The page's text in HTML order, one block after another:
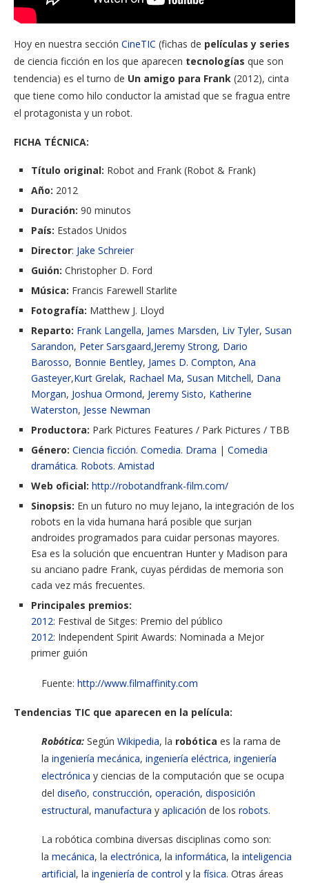
Hoy en nuestra sección CineTIC (fichas de películas y series
de ciencia ficción en los que aparecen tecnologías que son
tendencia) es el turno de Un amigo para Frank (2012), cinta
que tiene como hilo conductor la amistad que se fragua entre
el protagonista y un robot.
FICHA TÉCNICA:
Título original: Robot and Frank (Robot & Frank)
Año: 2012
Duración: 90 minutos
País: Estados Unidos
Director: Jake Schreier
Guión: Christopher D. Ford
Música: Francis Farewell Starlite
Fotografía: Matthew J. Lloyd
Reparto: Frank Langella, James Marsden, Liv Tyler, Susan
Sarandon, Peter Sarsgaard,Jeremy Strong, Dario
Barosso, Bonnie Bentley, James D. Compton, Ana
Gasteyer,Kurt Grelak, Rachael Ma, Susan Mitchell, Dana
Morgan, Joshua Ormond, Jeremy Sisto, Katherine
Waterston, Jesse Newman
Productora: Park Pictures Features / Park Pictures / TBB
Género: Ciencia ficción. Comedia. Drama | Comedia
dramática. Robots. Amistad
Web oficial: http://robotandfrank-film.com/
Sinopsis: En un futuro no muy lejano, la integración de los
robots en la vida humana hará posible que surjan
androides programados para cuidar personas mayores.
Esa es la solución que encuentran Hunter y Madison para
su anciano padre Frank, cuyas pérdidas de memoria son
cada vez más frecuentes.
Principales premios:
2012: Festival de Sitges: Premio del público
2012: Independent Spirit Awards: Nominada a Mejor
primer guión
Fuente: http://www.filmaffinity.com
Tendencias TIC que aparecen en la película:
Robótica: Según Wikipedia, la robótica es la rama de
la ingeniería mecánica, ingeniería eléctrica, ingeniería
electrónica y ciencias de la computación que se ocupa
del diseño, construcción, operación, disposición
estructural, manufactura y aplicación de los robots.
La robótica combina diversas disciplinas como son:
la mecánica, la electrónica, la informática, la inteligencia
artificial, la ingeniería de control y la física. Otras áreas